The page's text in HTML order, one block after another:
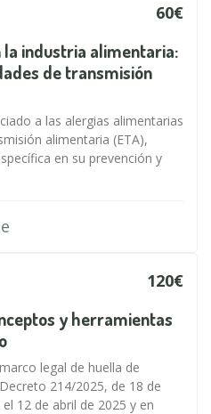
60€
industria alimentaria:
de transmisión
a las alergias alimentarias
alimentaria (ETA),
en su prevención y
120€
y herramientas
legal de huella de
214/2025, de 18 de
12 de abril de 2025 y en